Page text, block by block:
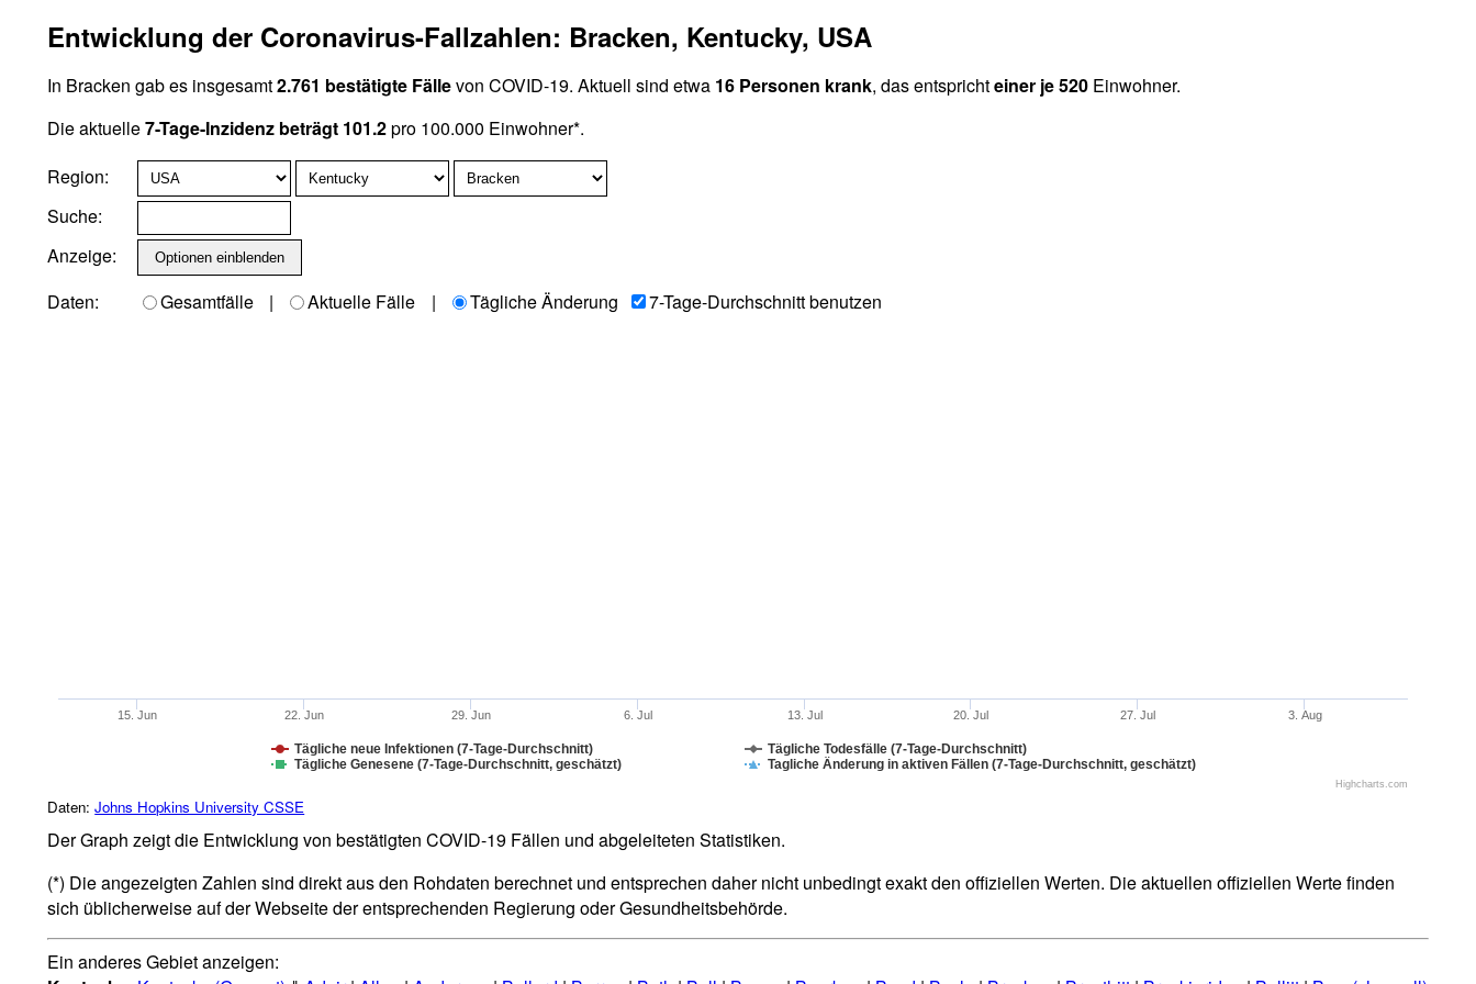
Entwicklung der Coronavirus-Fallzahlen: Bracken, Kentucky, USA
In Bracken gab es insgesamt2.761 bestätigte Fällevon COVID-19. Aktuell sind etwa 16 Personen krank, das entsprichteiner je 520 Einwohner.
Die aktuelle7-Tage-Inzidenz beträgt 101.2pro 100.000 Einwohner*.
Region:
Suche:
Anzeige:
Daten:
Gesamtfälle | Aktuelle Fälle | Tägliche Änderung 7-Tage-Durchschnitt benutzen
Tägliche neue Infektionen (7-Tage-Durchschnitt)
Tägliche Todesfälle (7-Tage-Durchschnitt)
Tägliche Genesene (7-Tage-Durchschnitt, geschätzt)
Tagliche Änderung in aktiven Fällen (7-Tage-Durchschnitt, geschätzt)
15. Jun 22. Jun 29. Jun 6. Jul 13. Jul 20. Jul 27. Jul 3. Aug
Highcharts.com
Daten:Johns Hopkins University CSSE
Der Graph zeigt die Entwicklung von bestätigten COVID-19 Fällen und abgeleiteten Statistiken.
(*) Die angezeigten Zahlen sind direkt aus den Rohdaten berechnet und entsprechen daher nicht unbedingt exakt den offiziellen Werten. Die aktuellen offiziellen Werte finden
sich üblicherweise auf der Webseite der entsprechenden Regierung oder Gesundheitsbehörde.
Ein anderes Gebiet anzeigen: